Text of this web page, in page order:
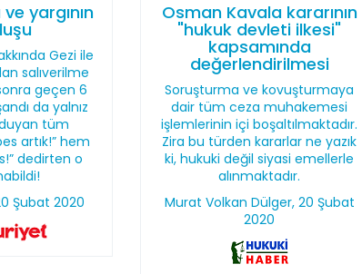
yargının
Gezi ile
salıverilme
geçen 6
da yalnız
tüm
artık!” hem
dedirten o
Şubat 2020
Osman Kavala kararının
"hukuk devleti ilkesi"
kapsamında
değerlendirilmesi
Soruşturma ve kovuşturmaya
dair tüm ceza muhakemesi
işlemlerinin içi boşaltılmaktadır.
Zira bu türden kararlar ne yazık
ki, hukuki değil siyasi emellerle
alınmaktadır.
Murat Volkan Dülger, 20 Şubat
2020